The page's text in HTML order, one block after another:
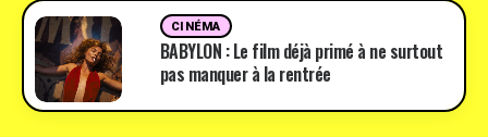
CINÉMA
BABYLON : Le film déjà primé à ne surtout
pas manquer à la rentrée